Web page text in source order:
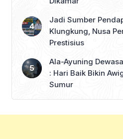
Jadi Sumber
Klungkung, Nusa
Prestisius
Ala-Ayuning
: Hari Baik Bikin
Sumur